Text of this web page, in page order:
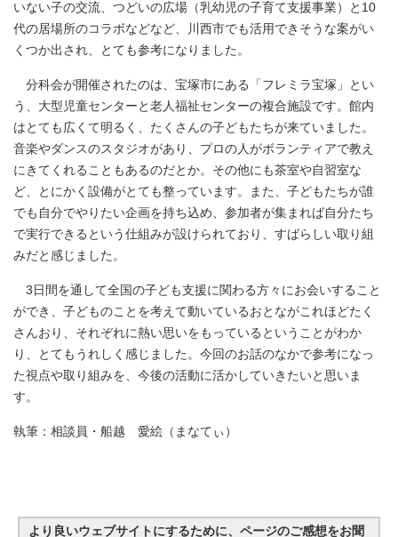
いない子の交流、つどいの広場（乳幼児の子育て支援事業）と10
代の居場所のコラボなどなど、川西市でも活用できそうな案がい
くつか出され、とても参考になりました。
分科会が開催されたのは、宝塚市にある「フレミラ宝塚」とい
う、大型児童センターと老人福祉センターの複合施設です。館内
はとても広くて明るく、たくさんの子どもたちが来ていました。
音楽やダンスのスタジオがあり、プロの人がボランティアで教え
にきてくれることもあるのだとか。その他にも茶室や自習室な
ど、とにかく設備がとても整っています。また、子どもたちが誰
でも自分でやりたい企画を持ち込め、参加者が集まれば自分たち
で実行できるという仕組みが設けられており、すばらしい取り組
みだと感じました。
3日間を通して全国の子ども支援に関わる方々にお会いすること
ができ、子どものことを考えて動いているおとながこれほどたく
さんおり、それぞれに熱い思いをもっているということがわか
り、とてもうれしく感じました。今回のお話のなかで参考になっ
た視点や取り組みを、今後の活動に活かしていきたいと思いま
す。
執筆：相談員・船越 愛絵（まなてぃ）
より良いウェブサイトにするために、ページのご感想をお聞